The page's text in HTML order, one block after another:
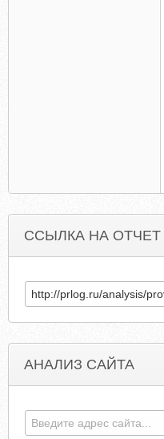
ССЫЛКА НА ОТЧЕТ
АНАЛИЗ САЙТА